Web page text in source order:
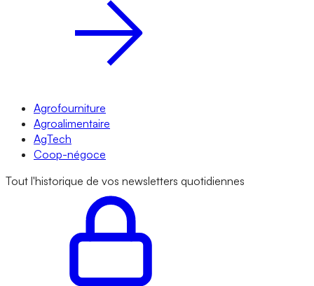
Agrofourniture
Agroalimentaire
AgTech
Coop-négoce
Tout l'historique de vos newsletters quotidiennes